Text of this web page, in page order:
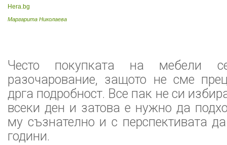
Hera.bg
Маргарита Николаева
Често покупката на мебели
разочарование, защото не сме
дрга подробност. Все пак не си
всеки ден и затова е нужно да
му съзнателно и с перспективата
години.